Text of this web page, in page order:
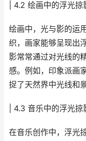
| 4.2 绘画中的浮光掠
绘画中，光与影的运
织，画家能够呈现出
影常常通过对光线的
感。例如，印象派画
捉了天然界中光线和
| 4.3 音乐中的浮光掠
在音乐创作中，浮光